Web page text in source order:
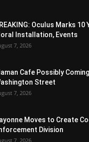
Oculus Marks 10
Installation, Events
7, 2026
Cafe Possibly
Street
7, 2026
Moves to Create
Division
7, 2026